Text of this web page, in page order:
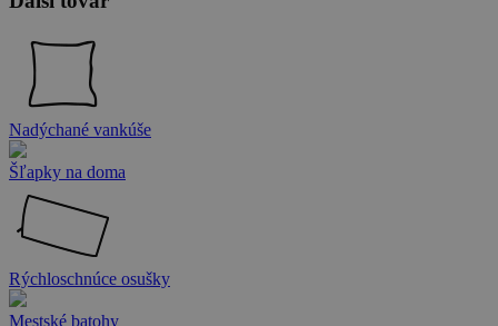
Nadýchané vankúše
Šľapky na doma
Rýchloschnúce osušky
Mestské batohy